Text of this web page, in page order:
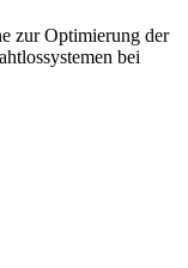
zur Optimierung der
bei